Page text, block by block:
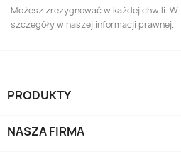
Możesz zrezygnować w każdej chwili.
szczegóły w naszej informacji prawnej.
PRODUKTY
NASZA FIRMA